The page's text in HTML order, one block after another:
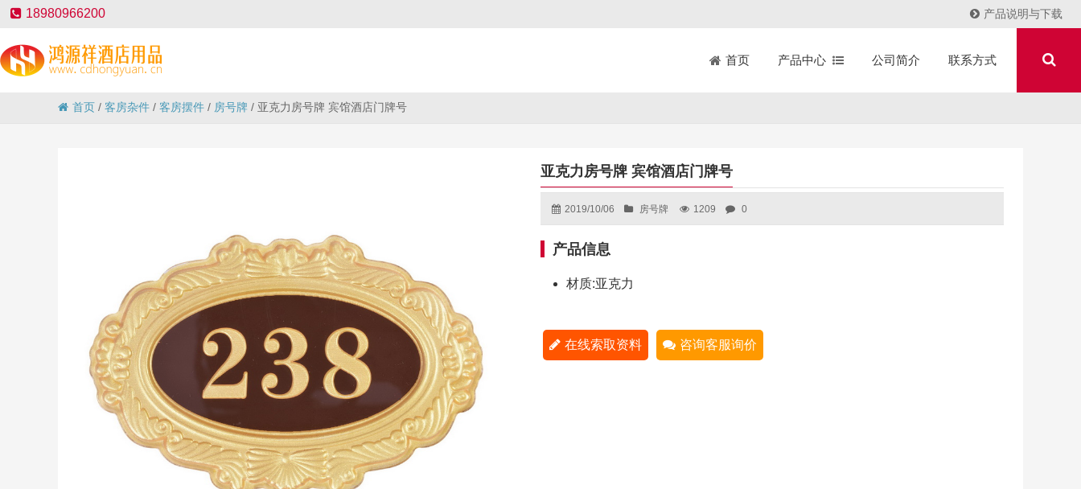
18980966200 产品说明与下载
首页 产品中心 公司简介 联系方式
首页 / 客房杂件 / 客房摆件 / 房号牌 / 亚克力房号牌 宾馆酒店门牌号
亚克力房号牌 宾馆酒店门牌号
2019/10/06 房号牌 1209 0
产品信息
材质:亚克力
在线索取资料 咨询客服询价